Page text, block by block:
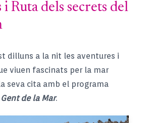
i Ruta dels secrets del
dilluns a la nit les aventures i
viuen fascinats per la mar
seva cita amb el programa
Gent de la Mar.